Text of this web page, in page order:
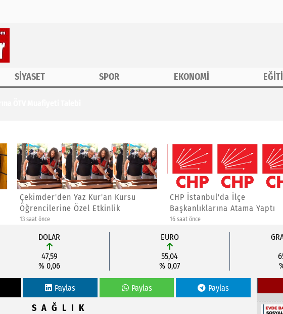
SİYASET SPOR EKONOMİ
CHP İstanbul'da İlçe
Başkanlıklarına Atama Yaptı
16 saat önce
Asiad Genel Başkanı Yücel
Yalçınkaya'ya Yeni Görev
3 gün önce
DOLAR
47,59
% 0,06
EURO
55,04
% 0,07
Paylas Paylas Paylas
SAĞLIK